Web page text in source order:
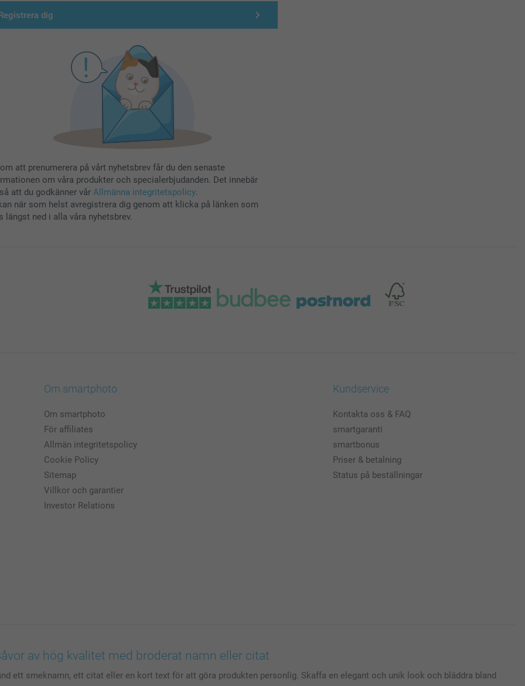
dig
att prenumerera på vårt nyhetsbrev får du den senaste
om våra produkter och specialerbjudanden. Det innebär
att du godkänner vår Allmänna integritetspolicy.
när som helst avregistrera dig genom att klicka på länken som
längst ned i alla våra nyhetsbrev.
Om smartphoto
Om smartphoto
För affiliates
Allmän integritetspolicy
Cookie Policy
Sitemap
Villkor och garantier
Investor Relations
Kundservice
Kontakta oss & FAQ
smartgaranti
smartbonus
Priser & betalning
Status på beställningar
av hög kvalitet med broderat namn eller citat
ett smeknamn, ett citat eller en kort text för att göra produkten personlig. Skaffa en elegant och unik look och bläddra bland